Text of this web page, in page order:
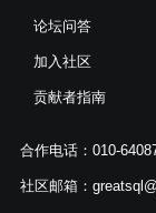
论坛问答
加入社区
贡献者指南
合作电话：010-
社区邮箱：